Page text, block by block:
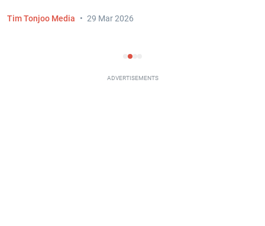
Tim Tonjoo Media 29 Mar 2026
ADVERTISEMENTS